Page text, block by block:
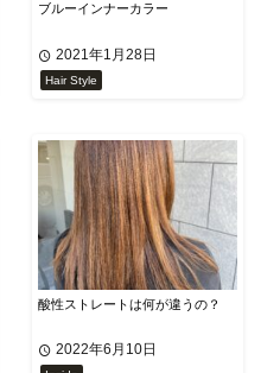
ブルーインナーカラー
2021年1月28日
Hair Style
酸性ストレートは何が違うの？
2022年6月10日